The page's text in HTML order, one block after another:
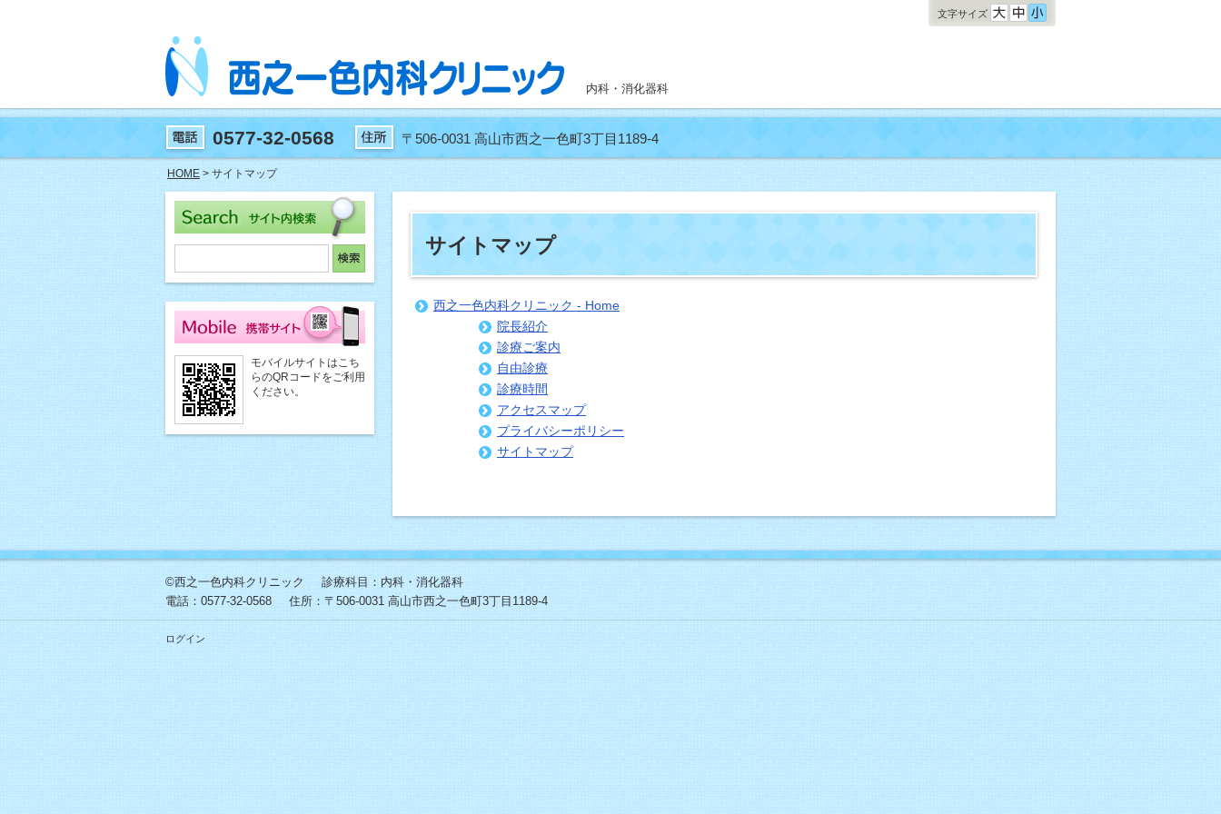
内科・消化器科
0577-32-0568 〒506-0031 高山市西之一色町3丁目1189-4
HOME > サイトマップ
サイトマップ
西之一色内科クリニック - Home
院長紹介
診療ご案内
自由診療
診療時間
アクセスマップ
プライバシーポリシー
サイトマップ
モバイルサイトはこち
らのQRコードをご利用
ください。
©西之一色内科クリニック
診療科目：内科・消化器科
電話： 0577-32-0568 住所： 〒506-0031 高山市西之一色町3丁目1189-4
文字サイズ
ログイン